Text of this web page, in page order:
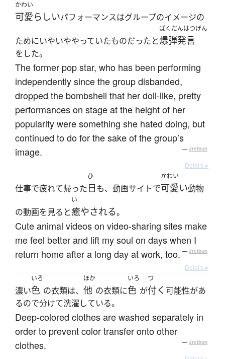
かわい
可愛らしいパフォーマンスはグループのイメージの
ためにいやいややっていたものだったと
ばくだんはつげん
爆弾発言
をした。
The former pop star, who has been performing
independently since the group disbanded,
dropped the bombshell that her doll-like, pretty
performances on stage at the height of her
popularity were something she hated doing, but
continued to do for the sake of the group’s
image.
— Jreibun
Details ▸
仕事で疲れて帰った
ひ
日も、動画サイトで
かわい
可愛い動物
の動画を見ると
い
癒やされる。
Cute animal videos on video-sharing sites make
me feel better and lift my soul on days when I
return home after a long day at work, too. — Jreibun
Details ▸
濃い
いろ
色 の衣類は、
ほか
他 の衣類に
いろ
色 が
つ
付く 可能性があ
るので分けて洗濯している。
Deep-colored clothes are washed separately in
order to prevent color transfer onto other
clothes.
— Jreibun